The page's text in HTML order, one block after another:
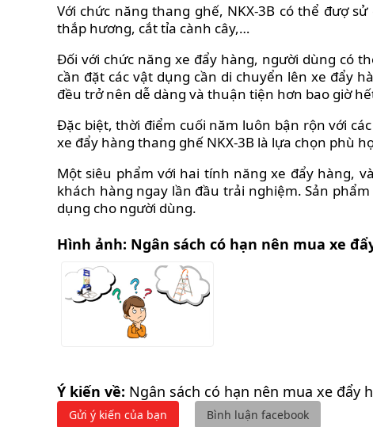
Với chức năng thang ghế, NKX-3B có thể đượ
thắp hương, cắt tỉa cành cây,…
Đối với chức năng xe đẩy hàng, người dùng có
cần đặt các vật dụng cần di chuyển lên xe đẩy
đều trở nên dễ dàng và thuận tiện hơn bao giờ
Đặc biệt, thời điểm cuối năm luôn bận rộn với
xe đẩy hàng thang ghế NKX-3B là lựa chọn phù
Một siêu phẩm với hai tính năng xe đẩy hàng,
khách hàng ngay lần đầu trải nghiệm. Sản phẩm
dụng cho người dùng.
Hình ảnh: Ngân sách có hạn nên mua xe
Ý kiến về: Ngân sách có hạn nên mua xe đẩy
Gửi ý kiến của bạn Bình luận facebook